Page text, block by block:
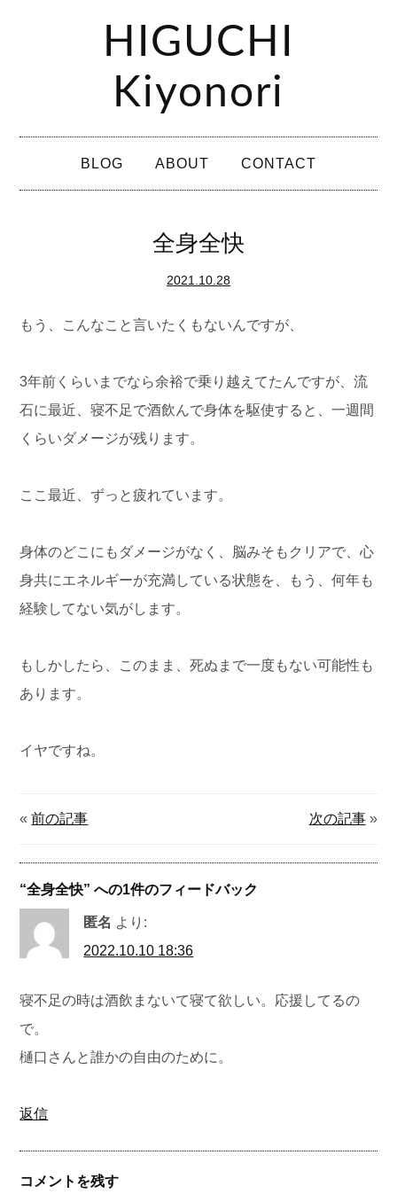
HIGUCHI
Kiyonori
イ
ー
BLOG ABOUT CONTACT
全身全快
2021.10.28
もう、こんなこと言いたくもないんですが、
3年前くらいまでなら余裕で乗り越えてたんですが、流
石に最近、寝不足で酒飲んで身体を駆使すると、一週間
くらいダメージが残ります。
ここ最近、ずっと疲れています。
身体のどこにもダメージがなく、脳みそもクリアで、心
身共にエネルギーが充満している状態を、もう、何年も
経験してない気がします。
もしかしたら、このまま、死ぬまで一度もない可能性も
あります。
イヤですね。
«前の記事 次の記事»
“全身全快” への1件のフィードバック
匿名 より:
2022.10.10 18:36
寝不足の時は酒飲まないて寝て欲しい。応援してるの
で。
樋口さんと誰かの自由のために。
返信
コメントを残す